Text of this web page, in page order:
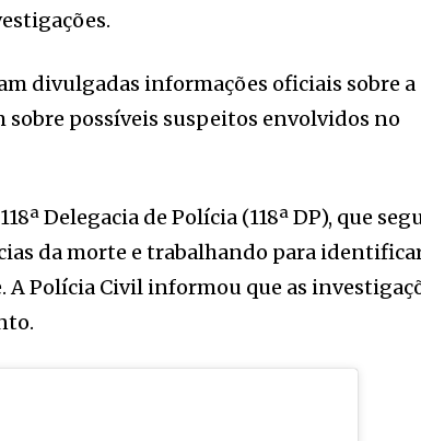
divulgadas informações oficiais sobre a
sobre possíveis suspeitos envolvidos no
Delegacia de Polícia (118ª DP), que
da morte e trabalhando para
A Polícia Civil informou que as